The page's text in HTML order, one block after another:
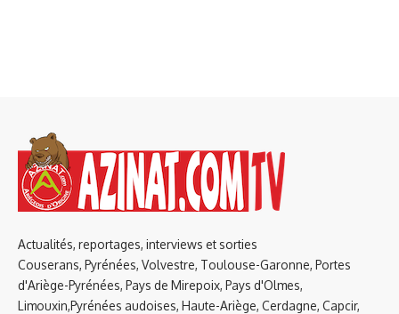
Actualités, reportages, interviews et sorties
Couserans, Pyrénées, Volvestre, Toulouse-Garonne, Portes
d'Ariège-Pyrénées, Pays de Mirepoix, Pays d'Olmes,
Limouxin,Pyrénées audoises, Haute-Ariège, Cerdagne, Capcir,